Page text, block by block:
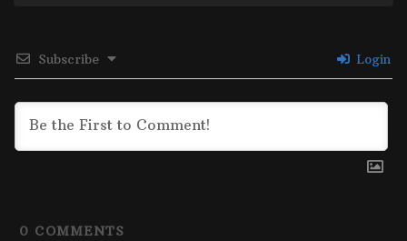
Subscribe Login
0 COMMENTS